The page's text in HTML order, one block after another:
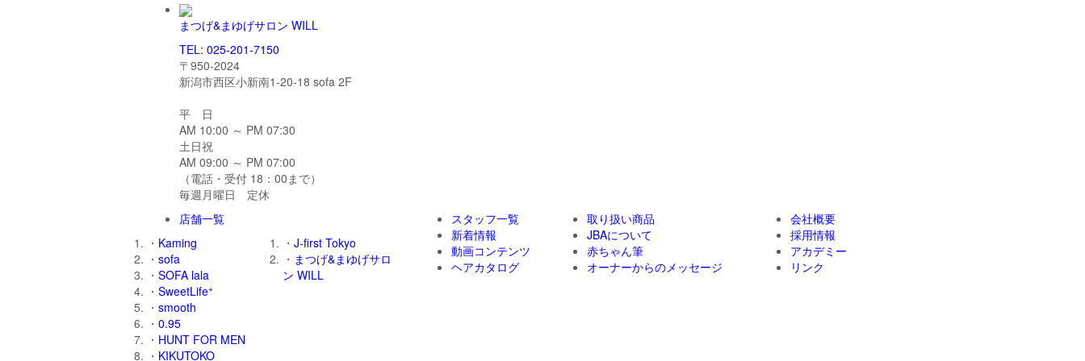
まつげ&まゆげサロン WILL
TEL: 025-201-7150
〒950-2024
新潟市西区小新南1-20-18 sofa 2F
平 日
AM 10:00 ～ PM 07:30
土日祝
AM 09:00 ～ PM 07:00
（電話・受付 18：00まで）
毎週月曜日 定休
店舗一覧
・ Kaming
・ sofa
・ SOFA lala
・ SweetLife+
・ smooth
・ 0.95
・ HUNT FOR MEN
・ KIKUTOKO
・J-first Tokyo
・ まつげ&まゆげサロ
ン WILL
スタッフ一覧
新着情報
動画コンテンツ
ヘアカタログ
取り扱い商品
JBAについて
赤ちゃん筆
オーナーからのメッセージ
会社概要
採用情報
アカデミー
リンク